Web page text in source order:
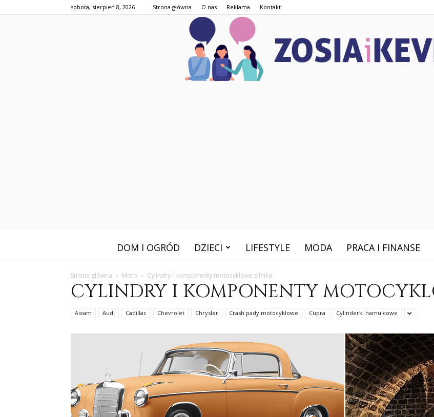
sobota, sierpień 8, 2026 Strona główna O nas Reklama Kontakt
DOM I OGRÓD DZIECI LIFESTYLE MODA PRACA I FINANSE
Strona główna Moto Cylindry i komponenty motocyklowe silnika
CYLINDRY I KOMPONENTY
Aixam Audi Cadillac Chevrolet Chrysler Crash pady motocyklowe Cupra Cylinderki hamulcowe